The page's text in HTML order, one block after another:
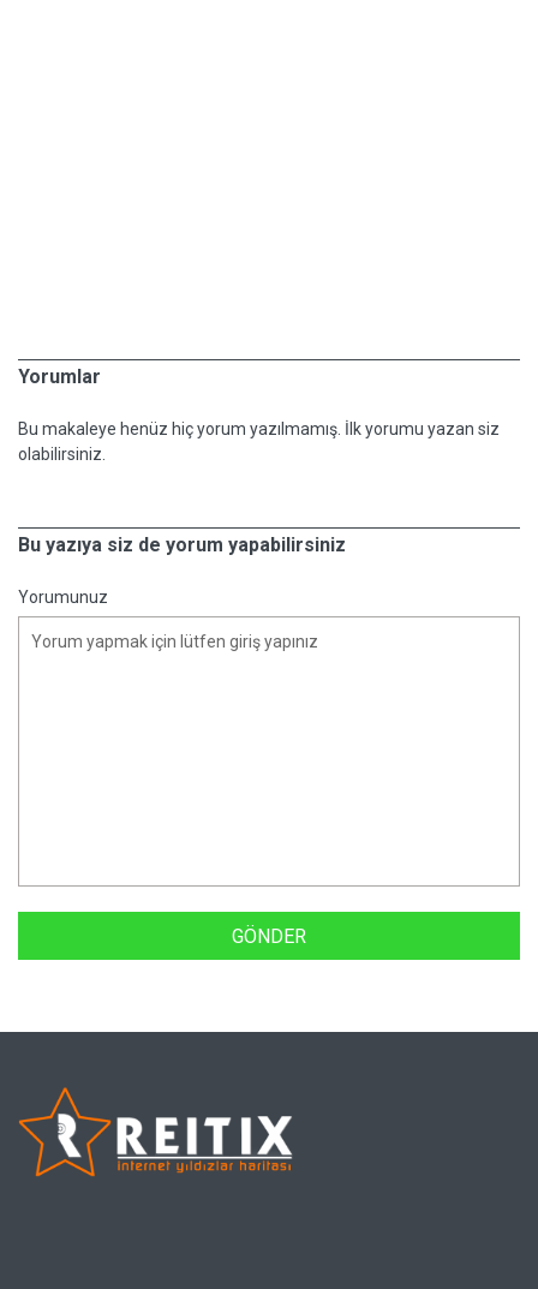
Yorumlar
Bu makaleye henüz hiç yorum yazılmamış. İlk yorumu yazan siz
olabilirsiniz.
Bu yazıya siz de yorum yapabilirsiniz
Yorumunuz